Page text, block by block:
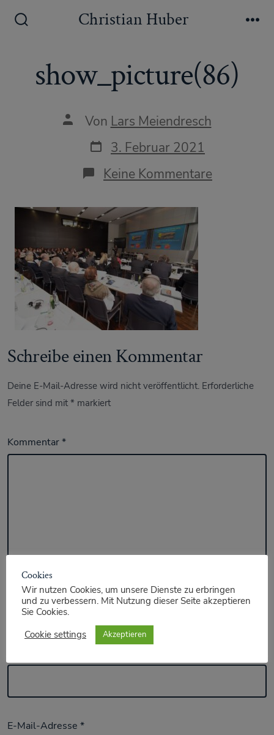
Inhalt
Christian Huber
show_picture(86)
Autor
Beitrags
Von Lars Meiendresch
Datum
des
Beitrags
3. Februar 2021
Keine Kommentare
Schreibe einen Kommentar
Deine E-Mail-Adresse wird nicht veröffentlicht. Erforderliche
Felder sind mit* markiert
Kommentar*
E-Mail-Adresse*
Cookies
Wir nutzen Cookies, um unsere Dienste zu erbringen
und zu verbessern. Mit Nutzung dieser Seite akzeptieren
Sie Cookies.
Cookie settings
Akzeptieren